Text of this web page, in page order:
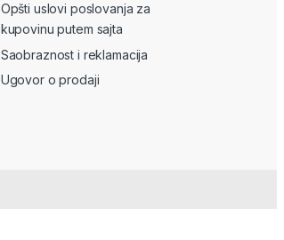
Opšti uslovi poslovanja za
kupovinu putem sajta
Saobraznost i reklamacija
Ugovor o prodaji